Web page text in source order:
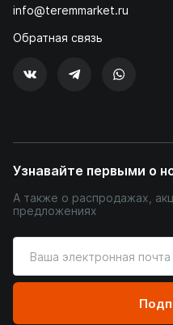
info@teremmarket.ru
Обратная связь
Узнавайте первыми о
А также о распродажах,
предложениях
ваш
адрес
почты